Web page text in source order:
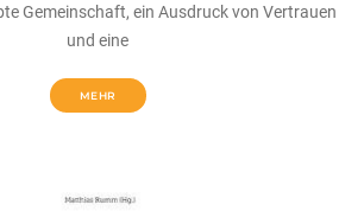
Gemeinschaft, ein Ausdruck von Vertrauen
und eine
MEHR